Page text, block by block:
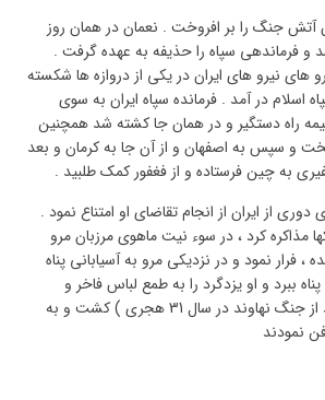
آتش جنگ را بر افروخت . نعمان در همان روز
فرماندهی سپاه را حذیفه به عهده گرفت .
های نیرو های ایران در یکی از دروازه ها شکسته
اسلام در آمد . فرمانده سپاه ایران به سوی
راه دستگیر و در همان جا کشته شد همچنین
و سپس به اصفهان و از آن جا به کرمان و بعد
به چین فرستاده و از فغفور کمک طلبید .
از ایران از انجام تقاضای او امتناع نمود .
مذاکره کرد ، در سوء نیت ماهوی مرزبان مرو
فرار نمود و در نزدیکی مرو به آسیابانی پناه
ببرد و او یزدگرد را به طمع لباس فاخر و
جواهرش ( ده سال بعد از جنگ نهاوند در سال 31 هجری ) کشت و به
نمودند